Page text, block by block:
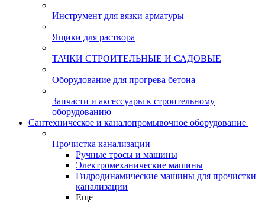
Инструмент для вязки арматуры
Ящики для раствора
ТАЧКИ СТРОИТЕЛЬНЫЕ И САДОВЫЕ
Оборудование для прогрева бетона
Запчасти и аксессуары к строительному
оборудованию
Сантехническое и каналопромывочное оборудование
Прочистка канализации
Ручные тросы и машины
Электромеханические машины
Гидродинамические машины для прочистки
канализации
Еще